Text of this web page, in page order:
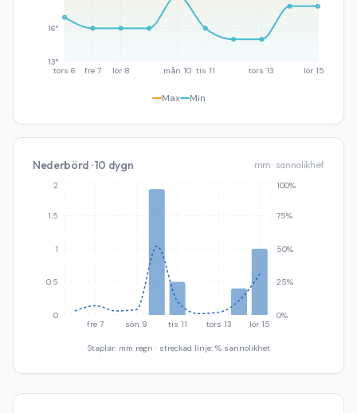
tors 6 fre 7 lör 8 mån 10 tis 11 tors 13 lör 15
13°
16°
Max Min
Nederbörd · 10 dygn mm · sannolikhet
fre 7 sön 9 tis 11 tors 13 lör 15
0
0.5
1
1.5
2
0%
25%
50%
75%
100%
Staplar: mm regn · streckad linje: % sannolikhet